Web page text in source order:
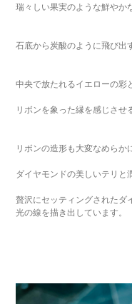
瑞々しい果実のような鮮やか
石底から炭酸のように飛び出
中央で放たれるイエローの彩
リボンを象った縁を感じさせ
リボンの造形も大変なめらか
ダイヤモンドの美しいテリ
贅沢にセッティングされたダ
光の線を描き出しています。